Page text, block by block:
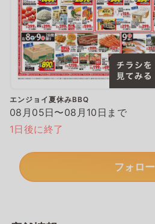
エンジョイ夏休みBBQ
08月05日〜08月10日まで
1日後に終了
フォロー